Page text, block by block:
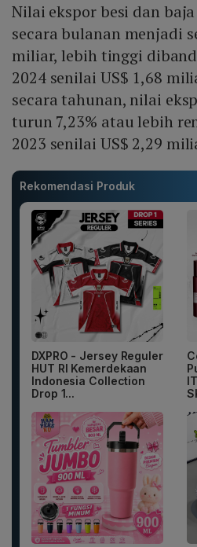
Nilai ekspor besi dan
secara bulanan menjadi
miliar, lebih tinggi
2024 senilai US$ 1,68
secara tahunan, nilai
turun 7,23% atau lebih
2023 senilai US$ 2,29
Rekomendasi Produk
DXPRO - Jersey Reguler
HUT RI Kemerdekaan
Indonesia Collection
Drop 1...